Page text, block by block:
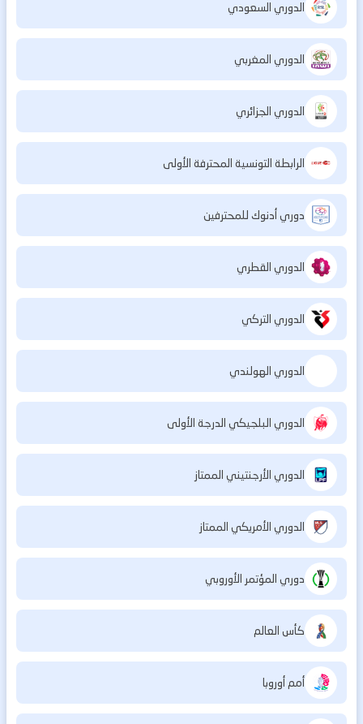
الدوري السعودي
الدوري المغربي
الدوري الجزائري
الرابطة التونسية المحترفة الأولى
دوري أدنوك للمحترفين
الدوري القطري
الدوري التركي
الدوري الهولندي
الدوري البلجيكي الدرجة الأولى
الدوري الأرجنتيني الممتاز
الدوري الأمريكي الممتاز
دوري المؤتمر الأوروبي
كأس العالم
أمم أوروبا